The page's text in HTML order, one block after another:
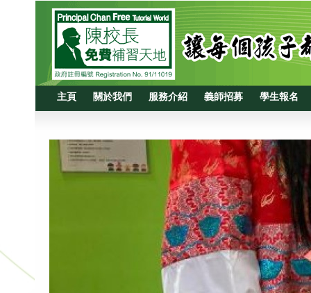
主頁 關於我們 服務介紹 義師招募 學生報名